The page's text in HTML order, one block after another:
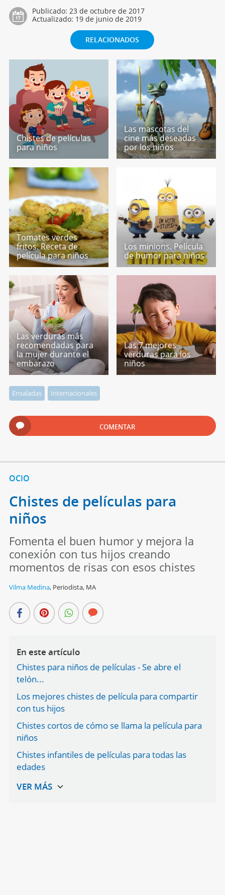
Publicado: 23 de octubre de 2017
Actualizado: 19 de junio de 2019
RELACIONADOS
Chistes de películas
para niños
Las mascotas del
cine más deseadas
por los niños
Tomates verdes
fritos. Receta de
película para niños
Los minions. Película
de humor para niños
Las verduras más
recomendadas para
la mujer durante el
embarazo
Las 7 mejores
verduras para los
niños
Ensaladas Internacionales
COMENTAR
OCIO
Chistes de películas para
niños
Fomenta el buen humor y mejora la
conexión con tus hijos creando
momentos de risas con esos chistes
Vilma Medina, Periodista, MA
En este artículo
Chistes para niños de películas - Se abre el
telón...
Los mejores chistes de película para compartir
con tus hijos
Chistes cortos de cómo se llama la película para
niños
Chistes infantiles de películas para todas las
edades